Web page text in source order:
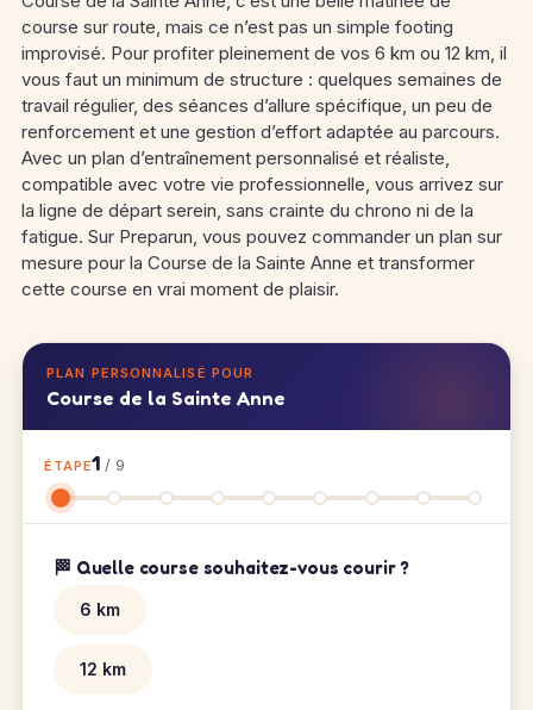
course sur route, mais ce n’est pas un simple footing
improvisé. Pour profiter pleinement de vos 6 km ou 12 km, il
vous faut un minimum de structure : quelques semaines de
travail régulier, des séances d’allure spécifique, un peu de
renforcement et une gestion d’effort adaptée au parcours.
Avec un plan d’entraînement personnalisé et réaliste,
compatible avec votre vie professionnelle, vous arrivez sur
la ligne de départ serein, sans crainte du chrono ni de la
fatigue. Sur Preparun, vous pouvez commander un plan sur
mesure pour la Course de la Sainte Anne et transformer
cette course en vrai moment de plaisir.
PLAN PERSONNALISÉ POUR
Course de la Sainte Anne
ÉTAPE1 / 9
🏁 Quelle course souhaitez-vous courir ?
6 km
12 km